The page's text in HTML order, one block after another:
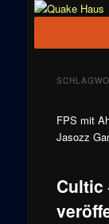
News zu
FPS mit
Jasozz
Cultic